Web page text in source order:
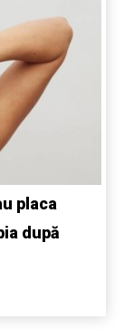
placa
după